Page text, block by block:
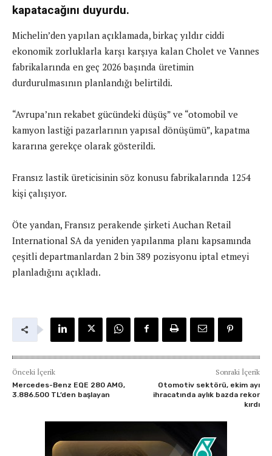
kapatacağını duyurdu.
Michelin’den yapılan açıklamada, birkaç yıldır ciddi
ekonomik zorluklarla karşı karşıya kalan Cholet ve Vannes
fabrikalarında en geç 2026 başında üretimin
durdurulmasının planlandığı belirtildi.
“Avrupa’nın rekabet gücündeki düşüş” ve “otomobil ve
kamyon lastiği pazarlarının yapısal dönüşümü”, kapatma
kararına gerekçe olarak gösterildi.
Fransız lastik üreticisinin söz konusu fabrikalarında 1254
kişi çalışıyor.
Öte yandan, Fransız perakende şirketi Auchan Retail
International SA da yeniden yapılanma planı kapsamında
çeşitli departmanlardan 2 bin 389 pozisyonu iptal etmeyi
planladığını açıkladı.
Önceki İçerik
Mercedes-Benz EQE 280 AMG,
3.886.500 TL’den başlayan
Sonraki İçerik
Otomotiv sektörü, ekim ayı
ihracatında aylık bazda rekor
kırdı